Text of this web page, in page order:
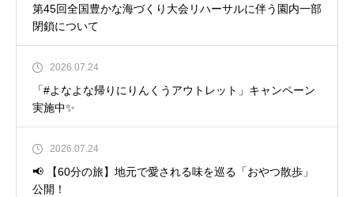
第45回全国豊かな海づくり大会リハーサルに伴う園内一部
閉鎖について
2026.07.24
「#よなよな帰りにりんくうアウトレット」キャンペーン
実施中✨
2026.07.24
📢 【60分の旅】地元で愛される味を巡る「おやつ散歩」
公開！